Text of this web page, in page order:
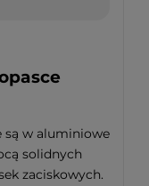
są w aluminiowe
solidnych
zaciskowych.